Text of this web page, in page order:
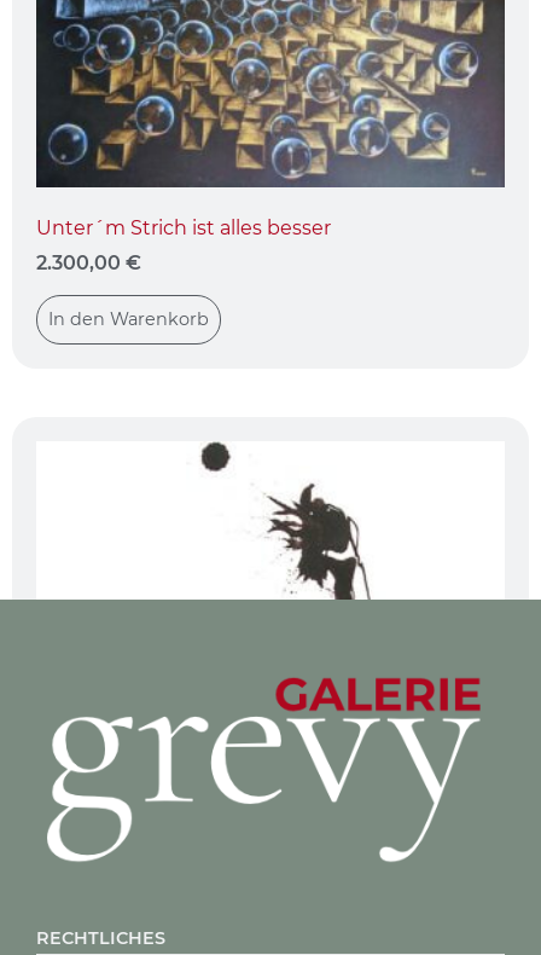
Unter´m Strich ist alles besser
2.300,00 €
In den Warenkorb
RECHTLICHES